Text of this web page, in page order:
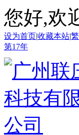
您好,欢
设为首页|收藏本站|
第17年